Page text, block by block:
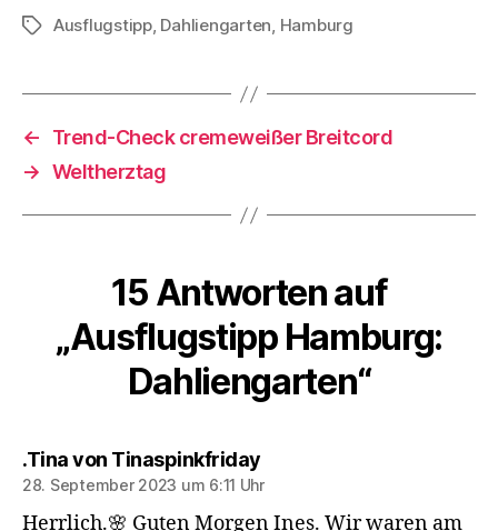
Schlagwörter
Ausflugstipp, Dahliengarten, Hamburg
←
Trend-Check cremeweißer Breitcord
→ Weltherztag
15 Antworten auf
„Ausflugstipp Hamburg:
Dahliengarten“
.Tina von Tinaspinkfridaysagt:
28. September 2023 um 6:11 Uhr
Herrlich.🌸 Guten Morgen Ines. Wir waren am